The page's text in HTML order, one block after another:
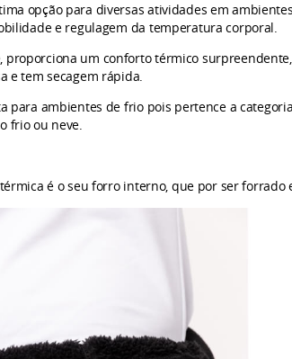
opção para diversas atividades em
e regulagem da temperatura corporal.
um conforto térmico
e tem secagem rápida.
para ambientes de frio pois pertence a
frio ou neve.
é o seu forro interno, que por ser